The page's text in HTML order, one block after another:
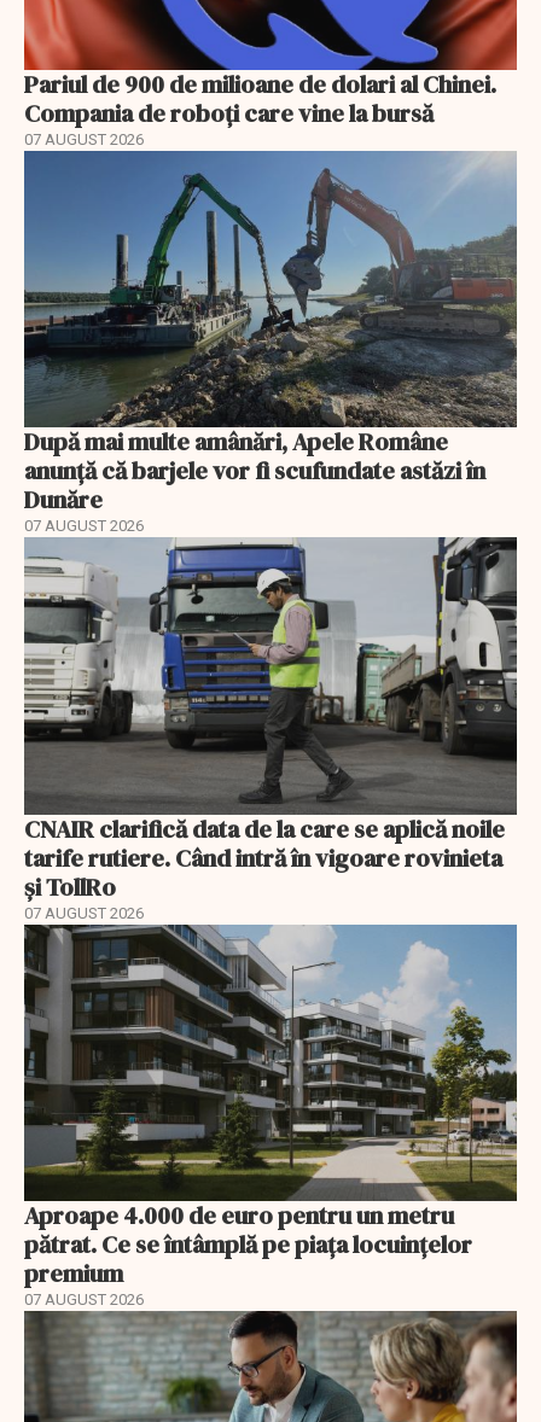
Pariul de 900 de milioane de dolari al Chinei.
Compania de roboți care vine la bursă
07 AUGUST 2026
După mai multe amânări, Apele Române
anunță că barjele vor fi scufundate astăzi în
Dunăre
07 AUGUST 2026
CNAIR clarifică data de la care se aplică noile
tarife rutiere. Când intră în vigoare rovinieta
și TollRo
07 AUGUST 2026
Aproape 4.000 de euro pentru un metru
pătrat. Ce se întâmplă pe piața locuințelor
premium
07 AUGUST 2026